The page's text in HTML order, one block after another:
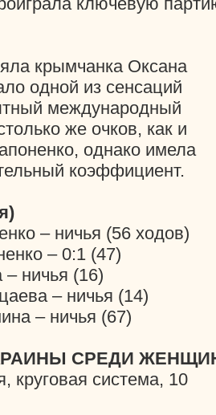
крымчанка Оксана
одной из сенсаций
международный
же очков, как и
однако имела
коэффициент.
– ничья (56 ходов)
– 0:1 (47)
ничья (16)
– ничья (14)
– ничья (67)
СРЕДИ
круговая система, 10